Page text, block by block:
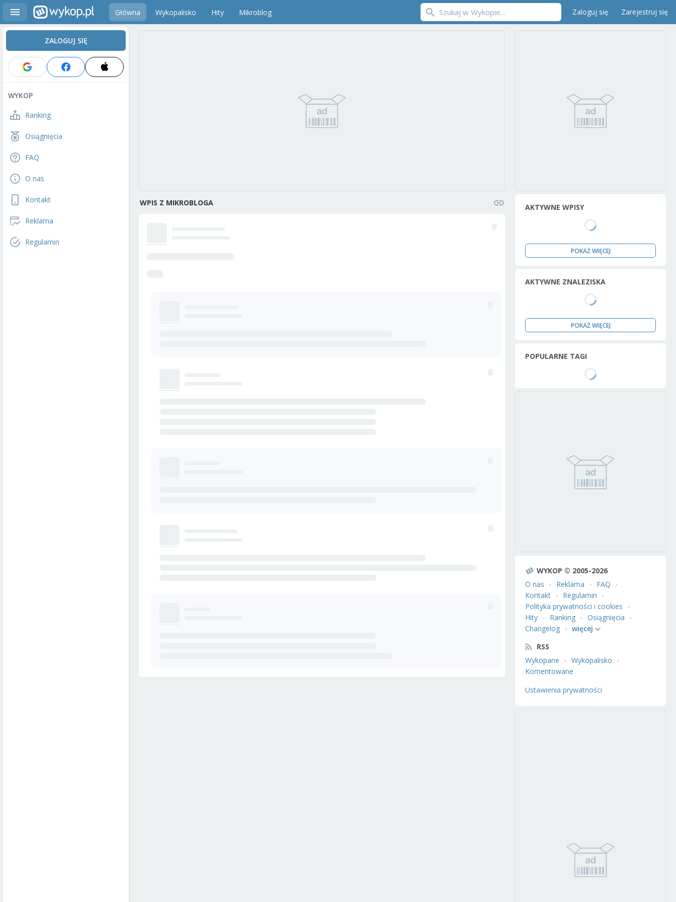
Główna Wykopalisko Hity Mikroblog Zaloguj się Zarejestruj się
ZALOGUJ SIĘ
WYKOP
Ranking
Osiągnięcia
FAQ
O nas
Kontakt
Reklama
Regulamin
WPIS Z MIKROBLOGA AKTYWNE WPISY
POKAŻ WIĘCEJ
AKTYWNE ZNALEZISKA
POKAŻ WIĘCEJ
POPULARNE TAGI
WYKOP © 2005-2026
O nas
Reklama
FAQ
Kontakt
Regulamin
Polityka prywatności i cookies
Hity
Ranking
Osiągnięcia
Changelog
więcej
RSS
Wykopane
Wykopalisko
Komentowane
Ustawienia prywatności